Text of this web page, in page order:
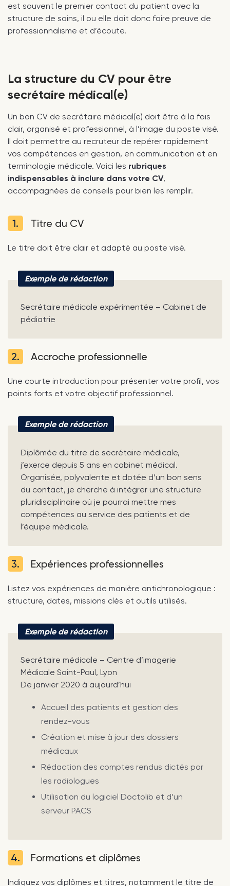
est souvent le premier contact du patient avec la
structure de soins, il ou elle doit donc faire preuve de
professionnalisme et d’écoute.
La structure du CV pour être
secrétaire médical(e)
Un bon CV de secrétaire médical(e) doit être à la fois
clair, organisé et professionnel, à l’image du poste visé.
Il doit permettre au recruteur de repérer rapidement
vos compétences en gestion, en communication et en
terminologie médicale. Voici les rubriques
indispensables à inclure dans votre CV,
accompagnées de conseils pour bien les remplir.
1. Titre du CV
Le titre doit être clair et adapté au poste visé.
Exemple de rédaction
Secrétaire médicale expérimentée – Cabinet de
pédiatrie
2. Accroche professionnelle
Une courte introduction pour présenter votre profil, vos
points forts et votre objectif professionnel.
Exemple de rédaction
Diplômée du titre de secrétaire médicale,
j’exerce depuis 5 ans en cabinet médical.
Organisée, polyvalente et dotée d’un bon sens
du contact, je cherche à intégrer une structure
pluridisciplinaire où je pourrai mettre mes
compétences au service des patients et de
l’équipe médicale.
3. Expériences professionnelles
Listez vos expériences de manière antichronologique :
structure, dates, missions clés et outils utilisés.
Exemple de rédaction
Secrétaire médicale – Centre d’imagerie
Médicale Saint-Paul, Lyon
De janvier 2020 à aujourd’hui
Accueil des patients et gestion des
rendez-vous
Création et mise à jour des dossiers
médicaux
Rédaction des comptes rendus dictés par
les radiologues
Utilisation du logiciel Doctolib et d’un
serveur PACS
4. Formations et diplômes
Indiquez vos diplômes et titres, notamment le titre de